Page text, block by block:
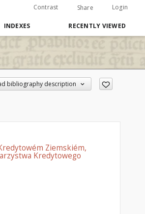
Contrast Share Login
INDEXES RECENTLY VIEWED
bibliography description
Ziemskiém,
Kredytowego